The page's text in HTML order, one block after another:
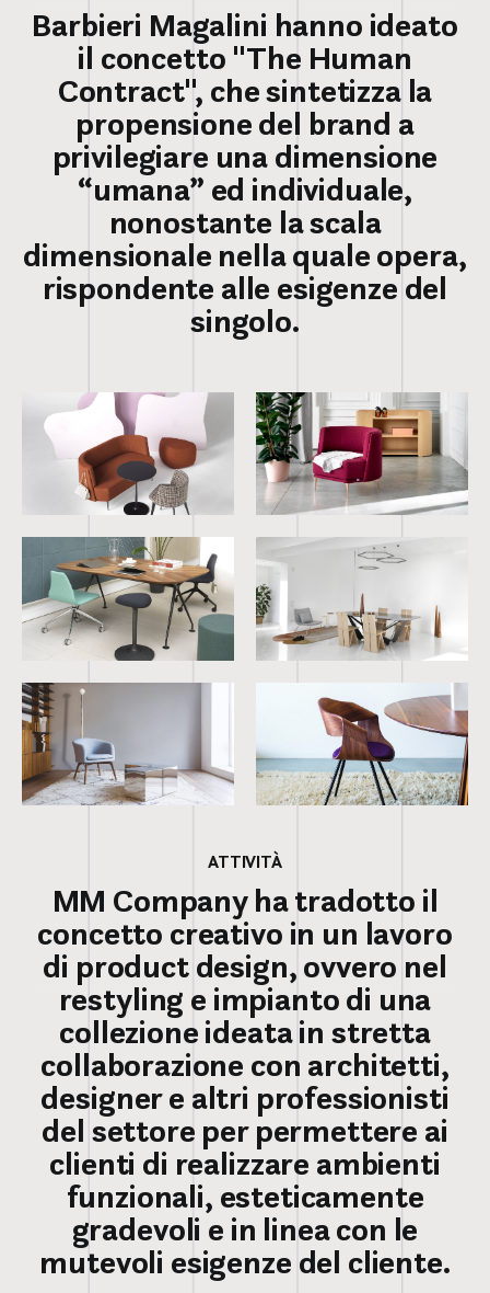
Barbieri Magalini hanno ideato
il concetto "The Human
Contract", che sintetizza la
propensione del brand a
privilegiare una dimensione
“umana” ed individuale,
nonostante la scala
dimensionale nella quale opera,
rispondente alle esigenze del
singolo.
ATTIVITÀ
MM Company ha tradotto il
concetto creativo in un lavoro
di product design, ovvero nel
restyling e impianto di una
collezione ideata in stretta
collaborazione con architetti,
designer e altri professionisti
del settore per permettere ai
clienti di realizzare ambienti
funzionali, esteticamente
gradevoli e in linea con le
mutevoli esigenze del cliente.